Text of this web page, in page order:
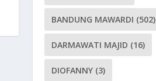
BANDUNG MAWARDI (502)
DARMAWATI MAJID (16)
DIOFANNY (3)